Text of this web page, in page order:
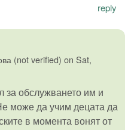
reply
(not verified) on Sat,
за обслужването им и
може да учим децата да
в момента вонят от